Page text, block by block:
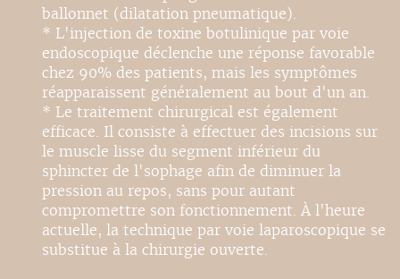
ballonnet (dilatation pneumatique).
* L'injection de toxine botulinique par voie
endoscopique déclenche une réponse favorable
chez 90% des patients, mais les symptômes
réapparaissent généralement au bout d'un an.
* Le traitement chirurgical est également
efficace. Il consiste à effectuer des incisions sur
le muscle lisse du segment inférieur du
sphincter de l'sophage afin de diminuer la
pression au repos, sans pour autant
compromettre son fonctionnement. À l'heure
actuelle, la technique par voie laparoscopique se
substitue à la chirurgie ouverte.